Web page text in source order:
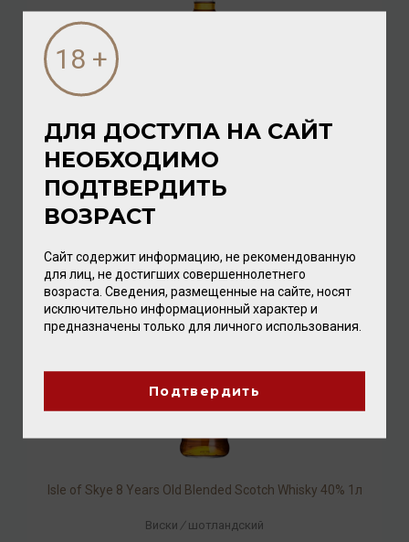
Islay Mist Original Blended Scotch Whisky 40% 0,7л (к/
Виски / шотландский
Isle of Skye 8 Years Old Blended Scotch Whisky 40% 1л
Виски / шотландский
ДЛЯ ДОСТУПА НА САЙТ
НЕОБХОДИМО
ПОДТВЕРДИТЬ
ВОЗРАСТ
Сайт содержит информацию, не рекомендованную
для лиц, не достигших совершеннолетнего
возраста. Сведения, размещенные на сайте, носят
исключительно информационный характер и
предназначены только для личного использования.
Подтвердить